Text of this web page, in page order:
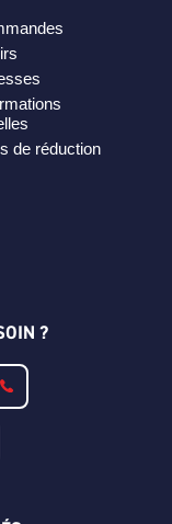
de réduction
?